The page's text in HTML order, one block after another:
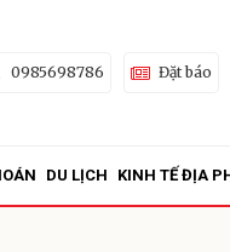
0985698786 Đặt báo
DU LỊCH KINH TẾ ĐỊA